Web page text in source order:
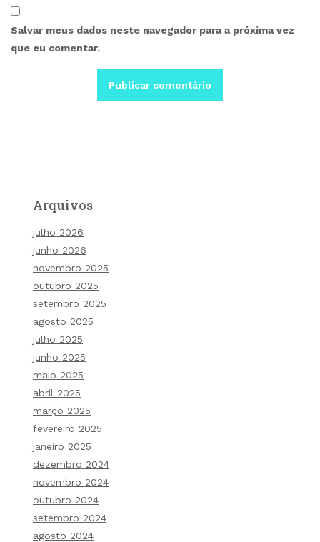
Salvar meus dados neste navegador para a próxima vez
que eu comentar.
Arquivos
julho 2026
junho 2026
novembro 2025
outubro 2025
setembro 2025
agosto 2025
julho 2025
junho 2025
maio 2025
abril 2025
março 2025
fevereiro 2025
janeiro 2025
dezembro 2024
novembro 2024
outubro 2024
setembro 2024
agosto 2024